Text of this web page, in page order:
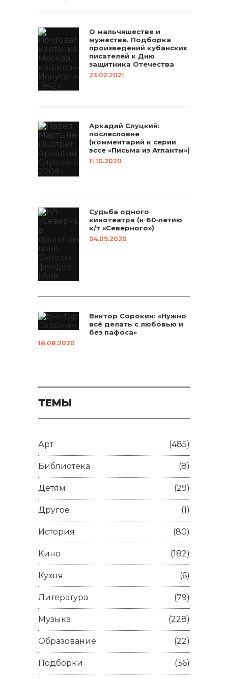
О мальчишестве и
мужестве. Подборка
произведений кубанских
писателей к Дню
защитника Отечества
23.02.2021
Аркадий Слуцкий:
послесловие
(комментарий к серии
эссе «Письма из Атланты»)
11.10.2020
Судьба одного
кинотеатра (к 60‑летию
к/т «Северного»)
04.09.2020
Виктор Сорокин: «Нужно
всё делать с любовью и
без пафоса»
18.08.2020
ТЕМЫ
Арт (485)
Библиотека (8)
Детям (29)
Другое (1)
История (80)
Кино (182)
Кухня (6)
Литература (79)
Музыка (228)
Образование (22)
Подборки (36)